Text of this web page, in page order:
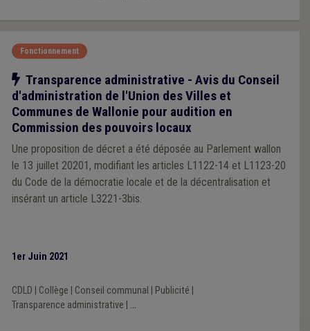
Fonctionnement
Notre action
Transparence administrative - Avis du Conseil
d'administration de l'Union des Villes et
Communes de Wallonie pour audition en
Commission des pouvoirs locaux
Une proposition de décret a été déposée au Parlement wallon
le 13 juillet 20201, modifiant les articles L1122-14 et L1123-20
du Code de la démocratie locale et de la décentralisation et
insérant un article L3221-3bis.
1er Juin 2021
CDLD Collège Conseil communal Publicité
Transparence administrative
...